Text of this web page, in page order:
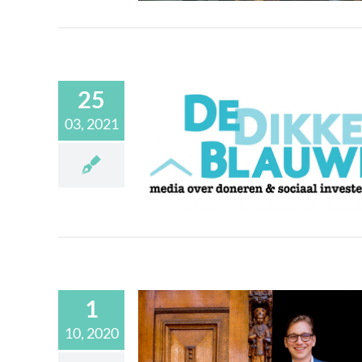
25
03, 2021
over relatie
1
10, 2020